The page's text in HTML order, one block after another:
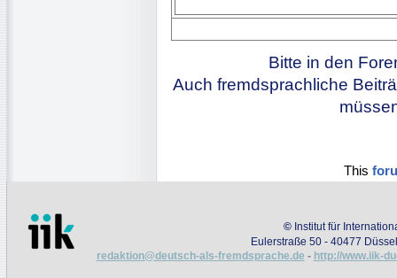
Bitte in den
Auch fremdsprachliche
This
© Institut für
Eulerstraße 50 - 40477
redaktion@deutsch-als-fremdsprache.de - http://www.iik-